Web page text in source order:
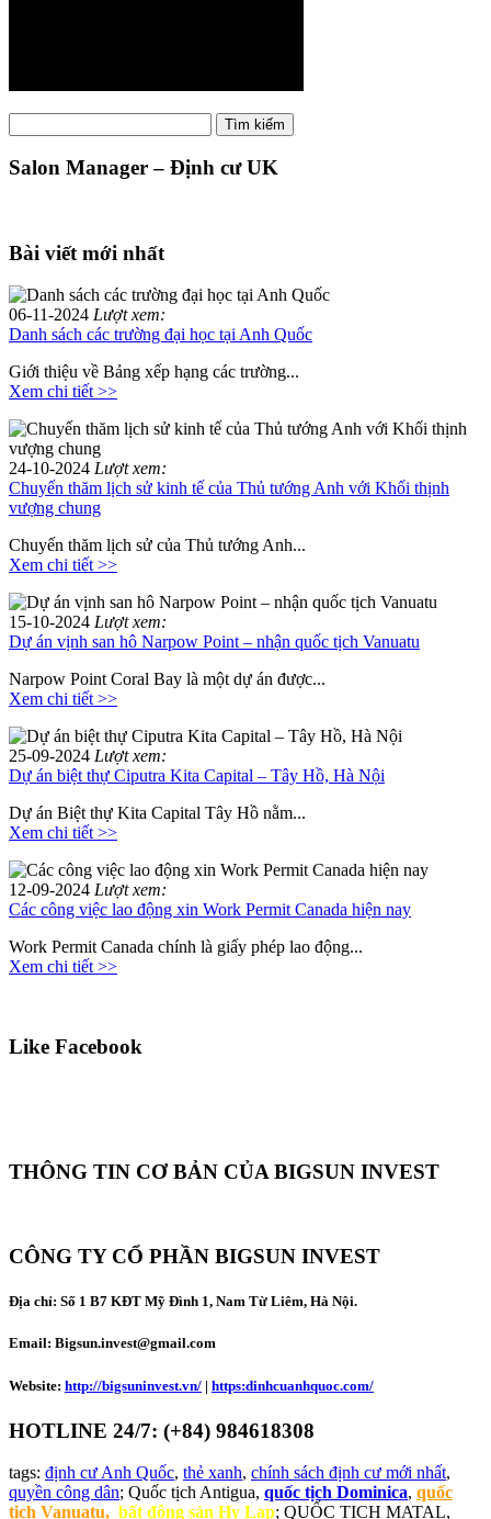
kiếm:
Tìm kiếm
Salon Manager – Định cư UK
Bài viết mới nhất
06-11-2024 Lượt xem:
Danh sách các trường đại học tại Anh Quốc
Giới thiệu về Bảng xếp hạng các trường...
Xem chi tiết >>
24-10-2024 Lượt xem:
Chuyến thăm lịch sử kinh tế của Thủ tướng Anh với Khối thịnh
vượng chung
Chuyến thăm lịch sử của Thủ tướng Anh...
Xem chi tiết >>
15-10-2024 Lượt xem:
Dự án vịnh san hô Narpow Point – nhận quốc tịch Vanuatu
Narpow Point Coral Bay là một dự án được...
Xem chi tiết >>
25-09-2024 Lượt xem:
Dự án biệt thự Ciputra Kita Capital – Tây Hồ, Hà Nội
Dự án Biệt thự Kita Capital Tây Hồ nằm...
Xem chi tiết >>
12-09-2024 Lượt xem:
Các công việc lao động xin Work Permit Canada hiện nay
Work Permit Canada chính là giấy phép lao động...
Xem chi tiết >>
Like Facebook
THÔNG TIN CƠ BẢN CỦA BIGSUN INVEST
CÔNG TY CỔ PHẦN BIGSUN INVEST
Địa chỉ: Số 1 B7 KĐT Mỹ Đình 1, Nam Từ Liêm, Hà Nội.
Email: Bigsun.invest@gmail.com
Website: http://bigsuninvest.vn/ | https:dinhcuanhquoc.com/
HOTLINE 24/7: (+84) 984618308
tags: định cư Anh Quốc, thẻ xanh, chính sách định cư mới nhất,
quyền công dân; Quốc tịch Antigua, quốc tịch Dominica, quốc
tịch Vanuatu, bất động sản Hy Lap; QUỐC TỊCH MATAL,